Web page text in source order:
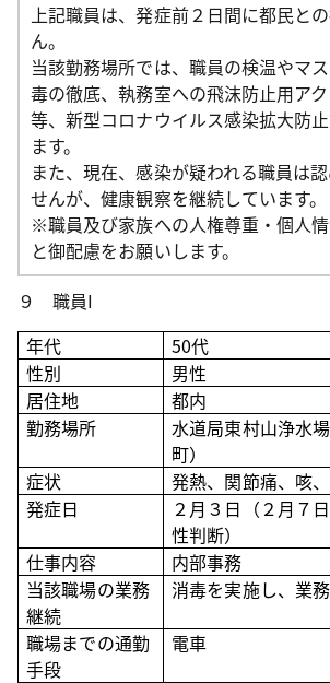
上記職員は、発症前２日間に都民と
ん。
当該勤務場所では、職員の検温やマ
毒の徹底、執務室への飛沫防止用ア
等、新型コロナウイルス感染拡大防
ます。
また、現在、感染が疑われる職員は
せんが、健康観察を継続しています。
※職員及び家族への人権尊重・個人
と御配慮をお願いします。
９ 職員I
年代
50代
性別
男性
居住地
都内
勤務場所
水道局東村山浄水
町）
症状
発熱、関節痛、咳
発症日
２月３日（２月７
性判断）
仕事内容
内部事務
当該職場の業務
継続
消毒を実施し、業
職場までの通勤
手段
電車